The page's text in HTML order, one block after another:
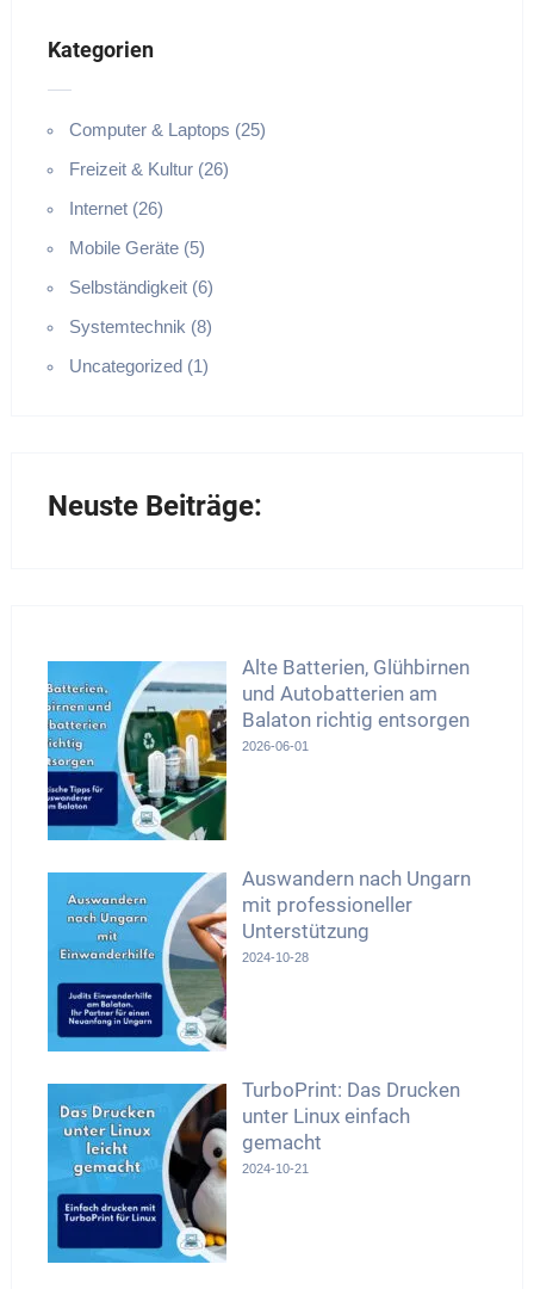
Kategorien
Computer & Laptops (25)
Freizeit & Kultur (26)
Internet (26)
Mobile Geräte (5)
Selbständigkeit (6)
Systemtechnik (8)
Uncategorized (1)
Neuste Beiträge:
Alte Batterien, Glühbirnen
und Autobatterien am
Balaton richtig entsorgen
2026-06-01
Auswandern nach Ungarn
mit professioneller
Unterstützung
2024-10-28
TurboPrint: Das Drucken
unter Linux einfach
gemacht
2024-10-21